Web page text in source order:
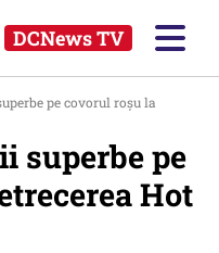
DCNews TV
pe covorul roşu la
superbe pe
Hot